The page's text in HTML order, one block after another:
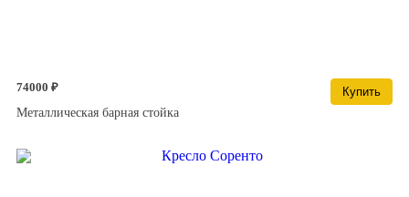
74000 ₽
Купить
Металлическая барная стойка